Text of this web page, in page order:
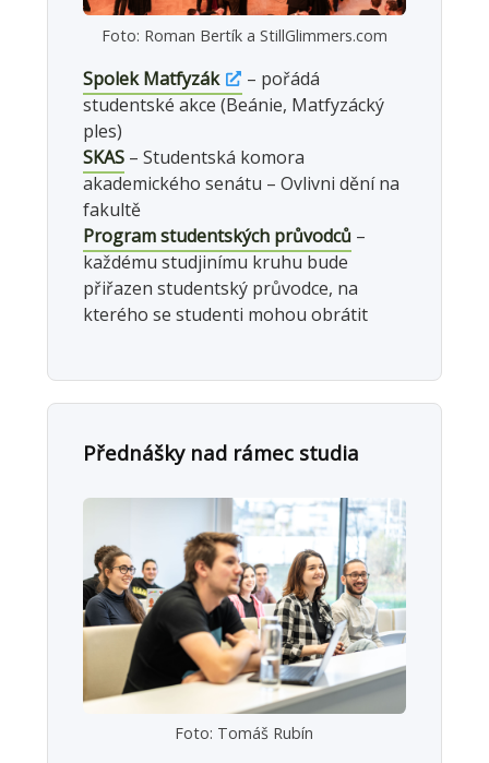
Foto: Roman Bertík a StillGlimmers.com
Spolek Matfyzák
– pořádá
studentské akce (Beánie, Matfyzácký
ples)
SKAS– Studentská komora
akademického senátu – Ovlivni dění na
fakultě
Program studentských průvodců –
každému studjinímu kruhu bude
přiřazen studentský průvodce, na
kterého se studenti mohou obrátit
Přednášky nad rámec studia
Foto: Tomáš Rubín